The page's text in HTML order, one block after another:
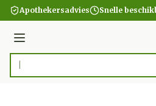
Ga naar de inhoud
Apothekersadvies Snelle
Menu
Product, merk, categorie...